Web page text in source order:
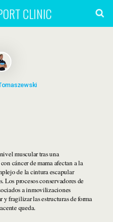
CLINIC
muscular tras una
cáncer de mama afectan a la
de la cintura escapular
procesos conservadores de
a inmovilizaciones
y fragilizar las estructuras de forma
queda.